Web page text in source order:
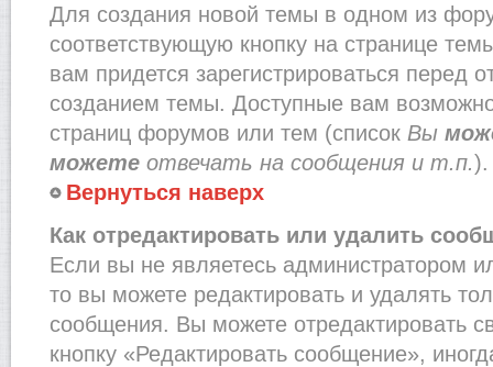
Для создания новой темы в одном из
соответствующую кнопку на странице
вам придется зарегистрироваться перед
созданием темы. Доступные вам
страниц форумов или тем (список Вы
можете отвечать на сообщения и т.п.).
Вернуться наверх
Как отредактировать или удалить
Если вы не являетесь администратором
то вы можете редактировать и удалять
сообщения. Вы можете отредактировать
кнопку «Редактировать сообщение»,